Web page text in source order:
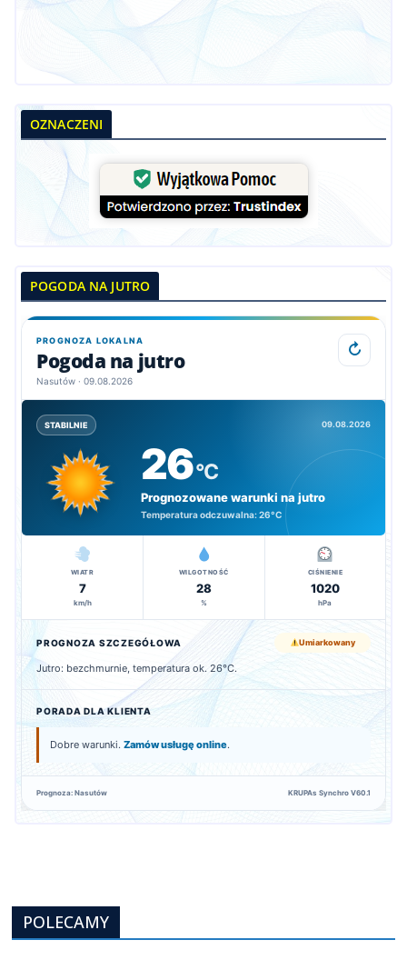
OZNACZENI
POGODA NA JUTRO
PROGNOZA LOKALNA
Pogoda na jutro
Nasutów · 09.08.2026
↻
STABILNIE 09.08.2026
26°C
Prognozowane warunki na jutro
Temperatura odczuwalna:26°C
WIATR
7
km/h
WILGOTNOŚĆ
28
%
CIŚNIENIE
1020
hPa
PROGNOZA SZCZEGÓŁOWA Umiarkowany
Jutro: bezchmurnie, temperatura ok. 26°C.
PORADA DLA KLIENTA
Dobre warunki. Zamów usługę online.
Prognoza: Nasutów KRUPAs Synchro V60.1
POLECAMY